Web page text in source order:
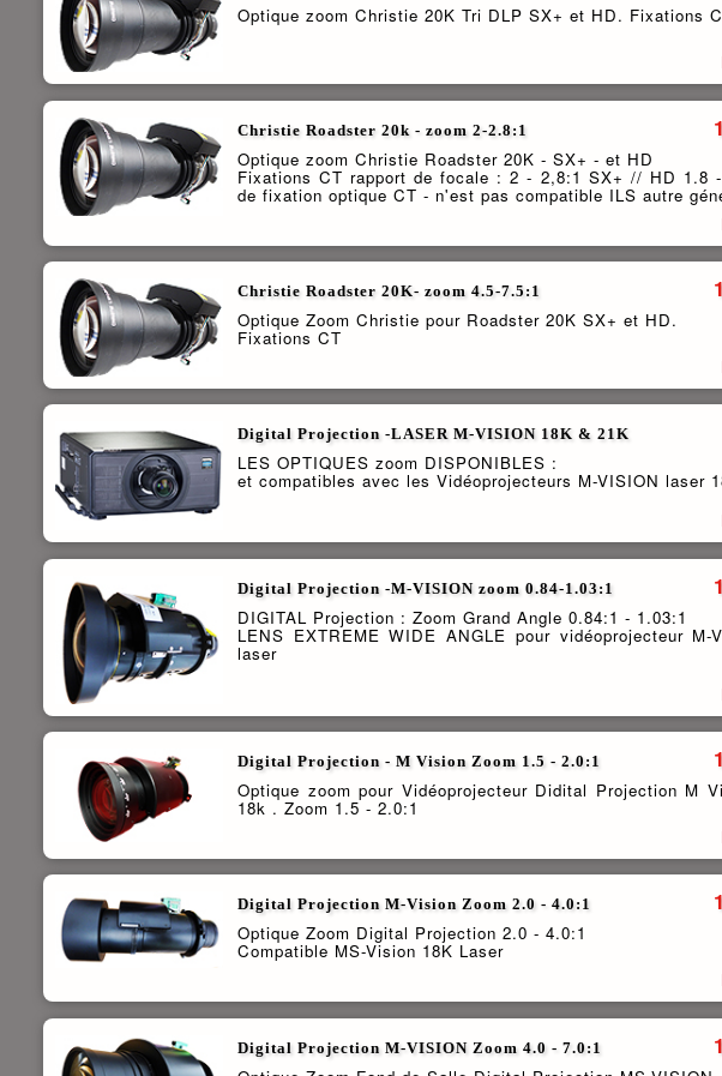
Optique zoom Christie 20K Tri DLP SX+ et HD. Fixations
Christie Roadster 20k - zoom 2-2.8:1
Optique zoom Christie Roadster 20K - SX+ - et HD
Fixations CT rapport de focale : 2 - 2,8:1 SX+ // HD 1.8
de fixation optique CT - n'est pas compatible ILS autre
Christie Roadster 20K- zoom 4.5-7.5:1
Optique Zoom Christie pour Roadster 20K SX+ et HD.
Fixations CT
Digital Projection -LASER M-VISION 18K & 21K
LES OPTIQUES zoom DISPONIBLES :
et compatibles avec les Vidéoprojecteurs M-VISION laser
Digital Projection -M-VISION zoom 0.84-1.03:1
DIGITAL Projection : Zoom Grand Angle 0.84:1 - 1.03:1
LENS EXTREME WIDE ANGLE pour vidéoprojecteur M-
laser
Digital Projection - M Vision Zoom 1.5 - 2.0:1
Optique zoom pour Vidéoprojecteur Didital Projection M
18k . Zoom 1.5 - 2.0:1
Digital Projection M-Vision Zoom 2.0 - 4.0:1
Optique Zoom Digital Projection 2.0 - 4.0:1
Compatible MS-Vision 18K Laser
Digital Projection M-VISION Zoom 4.0 - 7.0:1